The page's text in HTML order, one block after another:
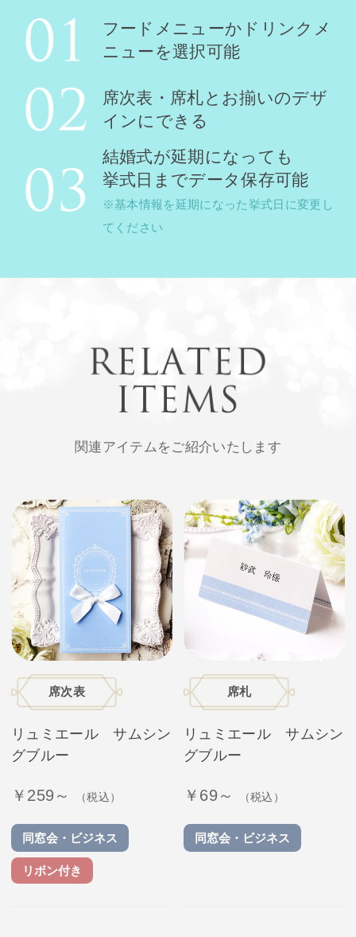
フードメニューかドリンクメ
ニューを選択可能
席次表・席札とお揃いのデザ
インに できる
結婚式が延期になっても
挙式日までデータ保存可能
※基本情報を延期になった挙式日に変更し
てください
関連アイテムをご紹介いたします
席次表
リュミエール サムシン
グブルー
￥259～ （税込）
同窓会・ビジネス
リボン付き
席札
リュミエール サムシン
グブルー
￥69～ （税込）
同窓会・ビジネス